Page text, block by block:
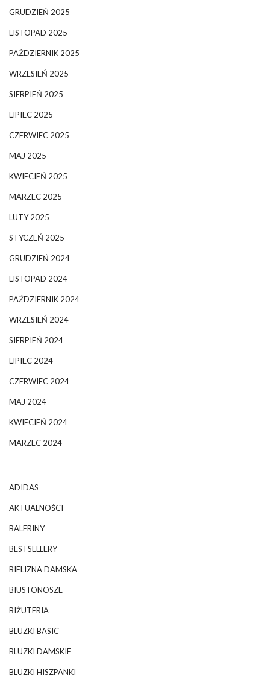
GRUDZIEŃ 2025
LISTOPAD 2025
PAŹDZIERNIK 2025
WRZESIEŃ 2025
SIERPIEŃ 2025
LIPIEC 2025
CZERWIEC 2025
MAJ 2025
KWIECIEŃ 2025
MARZEC 2025
LUTY 2025
STYCZEŃ 2025
GRUDZIEŃ 2024
LISTOPAD 2024
PAŹDZIERNIK 2024
WRZESIEŃ 2024
SIERPIEŃ 2024
LIPIEC 2024
CZERWIEC 2024
MAJ 2024
KWIECIEŃ 2024
MARZEC 2024
ADIDAS
AKTUALNOŚCI
BALERINY
BESTSELLERY
BIELIZNA DAMSKA
BIUSTONOSZE
BIŻUTERIA
BLUZKI BASIC
BLUZKI DAMSKIE
BLUZKI HISZPANKI